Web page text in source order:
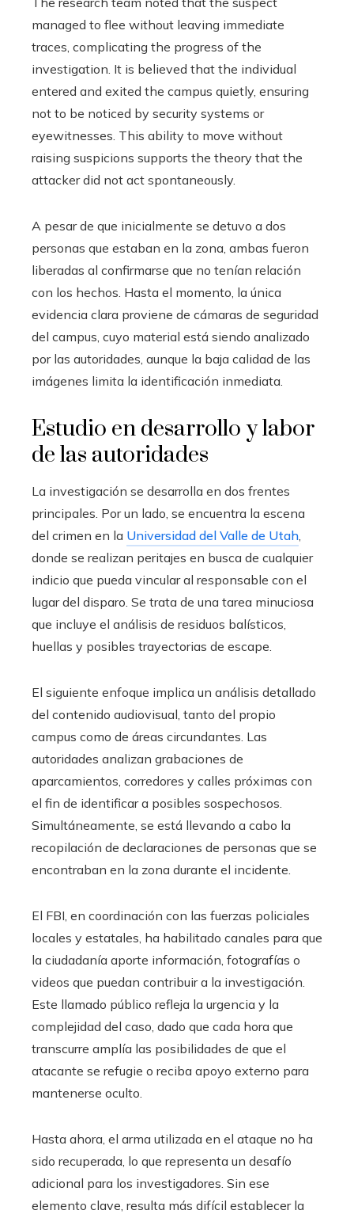
managed to flee without leaving immediate
traces, complicating the progress of the
investigation. It is believed that the individual
entered and exited the campus quietly, ensuring
not to be noticed by security systems or
eyewitnesses. This ability to move without
raising suspicions supports the theory that the
attacker did not act spontaneously.
A pesar de que inicialmente se detuvo a dos
personas que estaban en la zona, ambas fueron
liberadas al confirmarse que no tenían relación
con los hechos. Hasta el momento, la única
evidencia clara proviene de cámaras de seguridad
del campus, cuyo material está siendo analizado
por las autoridades, aunque la baja calidad de las
imágenes limita la identificación inmediata.
Estudio en desarrollo y labor
de las autoridades
La investigación se desarrolla en dos frentes
principales. Por un lado, se encuentra la escena
del crimen en la Universidad del Valle de Utah,
donde se realizan peritajes en busca de cualquier
indicio que pueda vincular al responsable con el
lugar del disparo. Se trata de una tarea minuciosa
que incluye el análisis de residuos balísticos,
huellas y posibles trayectorias de escape.
El siguiente enfoque implica un análisis detallado
del contenido audiovisual, tanto del propio
campus como de áreas circundantes. Las
autoridades analizan grabaciones de
aparcamientos, corredores y calles próximas con
el fin de identificar a posibles sospechosos.
Simultáneamente, se está llevando a cabo la
recopilación de declaraciones de personas que se
encontraban en la zona durante el incidente.
El FBI, en coordinación con las fuerzas policiales
locales y estatales, ha habilitado canales para que
la ciudadanía aporte información, fotografías o
videos que puedan contribuir a la investigación.
Este llamado público refleja la urgencia y la
complejidad del caso, dado que cada hora que
transcurre amplía las posibilidades de que el
atacante se refugie o reciba apoyo externo para
mantenerse oculto.
Hasta ahora, el arma utilizada en el ataque no ha
sido recuperada, lo que representa un desafío
adicional para los investigadores. Sin ese
elemento clave, resulta más difícil establecer la